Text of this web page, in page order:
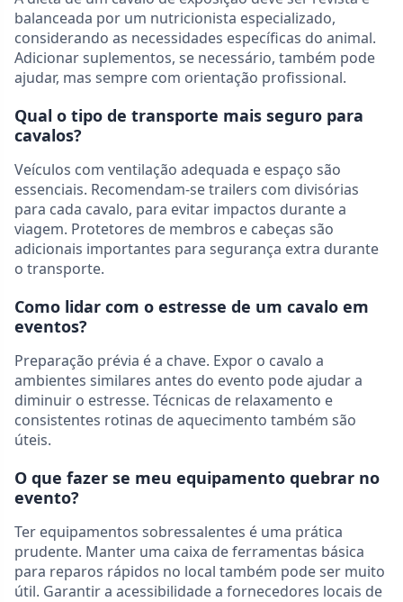
balanceada por um nutricionista especializado,
considerando as necessidades específicas do animal.
Adicionar suplementos, se necessário, também pode
ajudar, mas sempre com orientação profissional.
Qual o tipo de transporte mais seguro para
cavalos?
Veículos com ventilação adequada e espaço são
essenciais. Recomendam-se trailers com divisórias
para cada cavalo, para evitar impactos durante a
viagem. Protetores de membros e cabeças são
adicionais importantes para segurança extra durante
o transporte.
Como lidar com o estresse de um cavalo em
eventos?
Preparação prévia é a chave. Expor o cavalo a
ambientes similares antes do evento pode ajudar a
diminuir o estresse. Técnicas de relaxamento e
consistentes rotinas de aquecimento também são
úteis.
O que fazer se meu equipamento quebrar no
evento?
Ter equipamentos sobressalentes é uma prática
prudente. Manter uma caixa de ferramentas básica
para reparos rápidos no local também pode ser muito
útil. Garantir a acessibilidade a fornecedores locais de